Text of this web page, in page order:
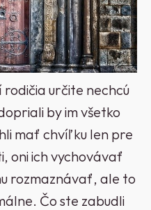
určite nechcú
by im všetko
mať chvíľku len pre
oni ich vychovávať
rozmaznávať, ale to
Čo ste zabudli